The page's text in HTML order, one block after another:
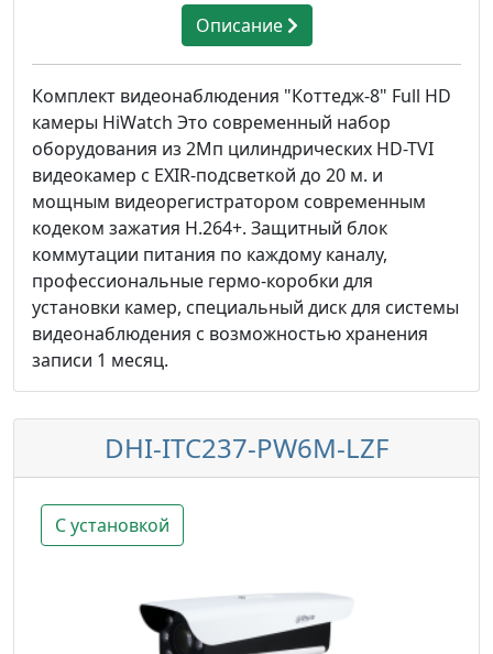
Описание
Комплект видеонаблюдения "Коттедж-8" Full HD
камеры HiWatch Это современный набор
оборудования из 2Мп цилиндрических HD-TVI
видеокамер с EXIR-подсветкой до 20 м. и
мощным видеорегистратором современным
кодеком зажатия H.264+. Защитный блок
коммутации питания по каждому каналу,
профессиональные гермо-коробки для
установки камер, специальный диск для системы
видеонаблюдения с возможностью хранения
записи 1 месяц.
DHI-ITC237-PW6M-LZF
С установкой